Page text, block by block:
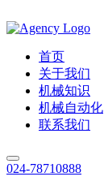
首页
关于我们
机械知识
机械自动化
联系我们
024-78710888